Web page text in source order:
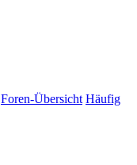
Foren-Übersicht Häufig